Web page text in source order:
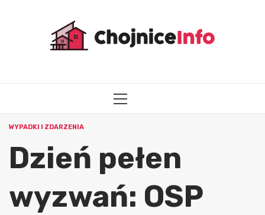
MENU
WYPADKI I ZDARZENIA
Dzień pełen
wyzwań: OSP